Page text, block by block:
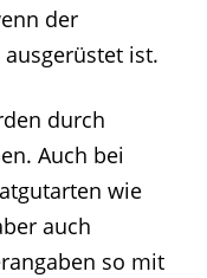
der
ist.
durch
Auch bei
wie
auch
so mit